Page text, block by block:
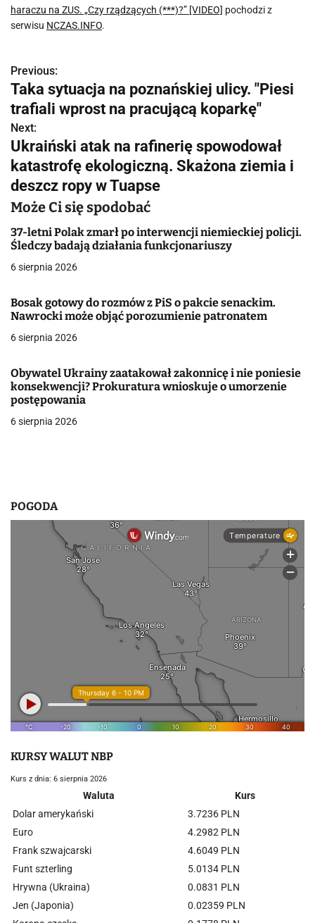
haraczu na ZUS. „Czy rządzących (***)?” [VIDEO] pochodzi z
serwisu NCZAS.INFO.
N
a
w
i
g
a
c
j
w
p
i
s
u
Previous:
Taka sytuacja na poznańskiej ulicy. "Piesi
trafiali wprost na pracującą koparkę"
Next:
Ukraiński atak na rafinerię spowodował
katastrofę ekologiczną. Skażona ziemia i
deszcz ropy w Tuapse
Może Ci się spodobać
37-letni Polak zmarł po interwencji niemieckiej policji.
Śledczy badają działania funkcjonariuszy
6 sierpnia 2026
Bosak gotowy do rozmów z PiS o pakcie senackim.
Nawrocki może objąć porozumienie patronatem
6 sierpnia 2026
Obywatel Ukrainy zaatakował zakonnicę i nie poniesie
konsekwencji? Prokuratura wnioskuje o umorzenie
postępowania
6 sierpnia 2026
POGODA
KURSY WALUT NBP
Kurs z dnia: 6 sierpnia 2026
Waluta
Kurs
Dolar amerykański
3.7236 PLN
Euro
4.2982 PLN
Frank szwajcarski
4.6049 PLN
Funt szterling
5.0134 PLN
Hrywna (Ukraina)
0.0831 PLN
Jen (Japonia)
0.02359 PLN